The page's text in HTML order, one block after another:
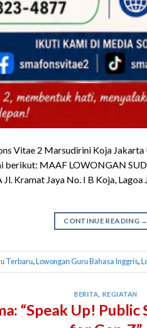
Vitae 2 Marsudirini Koja
berikut: MAAF LOWONGAN
Kramat Jaya No. I B Koja,
CONTINUE READING →
Terbaru,Lowongan Guru Bahasa Inggris,
BERITA KEGIATAN
“Speak Up!